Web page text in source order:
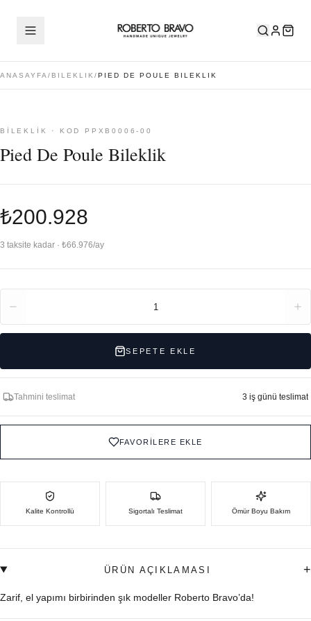
ANASAYFA / BILEKLIK /PIED DE POULE BILEKLIK
BILEKLIK · KOD PPXB0006-00
Pied De Poule Bileklik
₺200.928
3 taksite kadar · ₺66.976/ay
1
SEPETE EKLE
Tahmini teslimat 3 iş günü teslimat
FAVORİLERE EKLE
Kalite Kontrollü Sigortalı Teslimat Ömür Boyu Bakım
ÜRÜN AÇIKLAMASI +
Zarif, el yapımı birbirinden şık modeller Roberto Bravo’da!